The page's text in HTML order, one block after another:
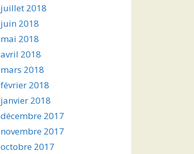
juillet 2018
juin 2018
mai 2018
avril 2018
mars 2018
février 2018
janvier 2018
décembre 2017
novembre 2017
octobre 2017